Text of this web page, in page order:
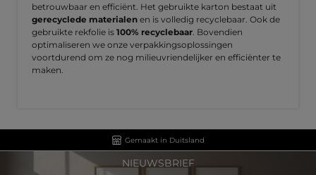
betrouwbaar en efficiënt. Het gebruikte karton bestaat uit
gerecyclede materialen en is volledig recyclebaar. Ook de
gebruikte rekfolie is 100% recyclebaar . Bovendien
optimaliseren we onze verpakkingsoplossingen
voortdurend om ze nog milieuvriendelijker en efficiënter te
maken.
Gemaakt in Duitsland
NIEUWSBRIEF